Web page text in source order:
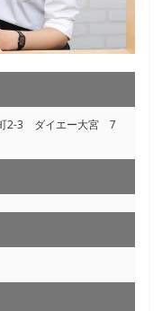
町2-3 ダイエー大宮 7